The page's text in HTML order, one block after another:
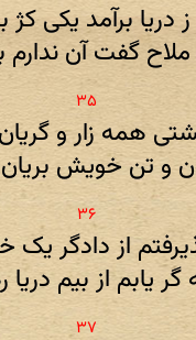
ز دریا برآمد یکی کژ
گفت آن ندارم
همه زار و
و تن خویش
از دادگر یک
گر یابم از بیم